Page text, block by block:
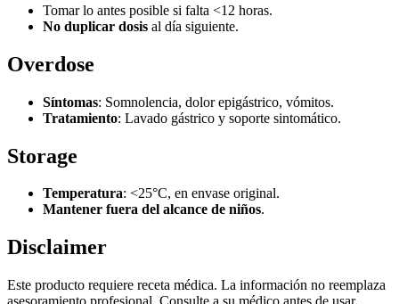
Tomar lo antes posible si falta <12 horas.
No duplicar dosis al día siguiente.
Overdose
Síntomas: Somnolencia, dolor epigástrico, vómitos.
Tratamiento: Lavado gástrico y soporte sintomático.
Storage
Temperatura: <25°C, en envase original.
Mantener fuera del alcance de niños.
Disclaimer
Este producto requiere receta médica. La información no reemplaza